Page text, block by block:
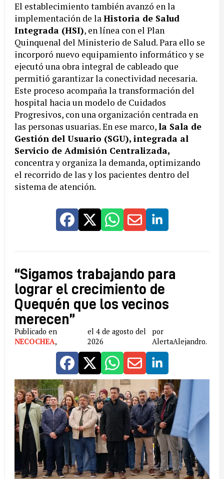
El establecimiento también avanzó en la
implementación de laHistoria de Salud
Integrada (HSI), en línea con el Plan
Quinquenal del Ministerio de Salud. Para ello se
incorporó nuevo equipamiento informático y se
ejecutó una obra integral de cableado que
permitió garantizar la conectividad necesaria.
Este proceso acompaña la transformación del
hospital hacia un modelo de Cuidados
Progresivos, con una organización centrada en
las personas usuarias. En ese marco,la Sala de
Gestión del Usuario (SGU), integrada al
Servicio de Admisión Centralizada,
concentra y organiza la demanda, optimizando
el recorrido de las y los pacientes dentro del
sistema de atención.
“Sigamos trabajando para
lograr el crecimiento de
Quequén que los vecinos
merecen”
Publicado en
NECOCHEA,
el 4 de agosto del
2026
por
AlertaAlejandro.